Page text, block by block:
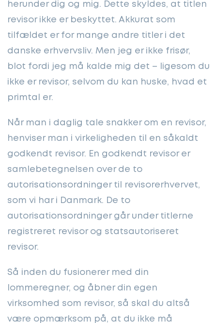
herunder dig og mig. Dette skyldes, at titlen
revisor ikke er beskyttet. Akkurat som
tilfældet er for mange andre titler i det
danske erhvervsliv. Men jeg er ikke frisør,
blot fordi jeg må kalde mig det – ligesom du
ikke er revisor, selvom du kan huske, hvad et
primtal er.
Når man i daglig tale snakker om en revisor,
henviser man i virkeligheden til en såkaldt
godkendt revisor. En godkendt revisor er
samlebetegnelsen over de to
autorisationsordninger til revisorerhvervet,
som vi har i Danmark. De to
autorisationsordninger går under titlerne
registreret revisor og statsautoriseret
revisor.
Så inden du fusionerer med din
lommeregner, og åbner din egen
virksomhed som revisor, så skal du altså
være opmærksom på, at du ikke må